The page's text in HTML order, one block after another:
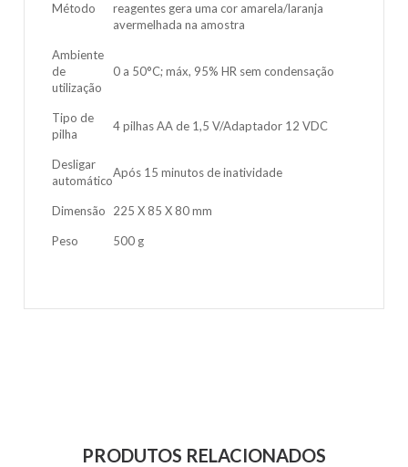
Método
reagentes gera uma cor amarela/laranja
avermelhada na amostra
Ambiente
de
utilização
0 a 50°C; máx, 95% HR sem condensação
Tipo de
pilha
4 pilhas AA de 1,5 V/Adaptador 12 VDC
Desligar
automático
Após 15 minutos de inatividade
Dimensão 225 X 85 X 80 mm
Peso 500 g
PRODUTOS RELACIONADOS